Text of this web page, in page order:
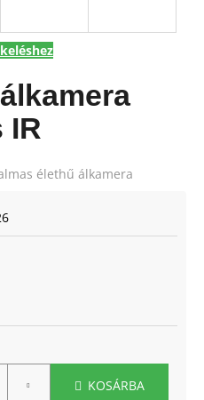
IR
élethű álkamera
KOSÁRBA